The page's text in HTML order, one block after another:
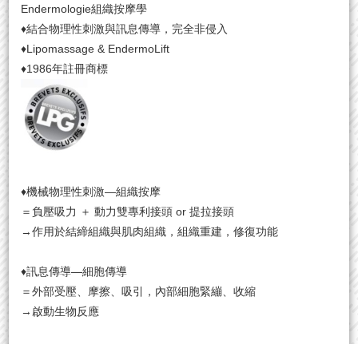
Endermologie組織按摩學
♦結合物理性刺激與訊息傳導，完全非侵入
♦Lipomassage & EndermoLift
♦1986年註冊商標
♦機械物理性刺激—組織按摩
＝負壓吸力 ＋ 動力雙專利接頭 or 提拉接頭
→作用於結締組織與肌肉組織，組織重建，修復功能
♦訊息傳導—細胞傳導
＝外部受壓、摩擦、吸引，內部細胞緊繃、收縮
→啟動生物反應